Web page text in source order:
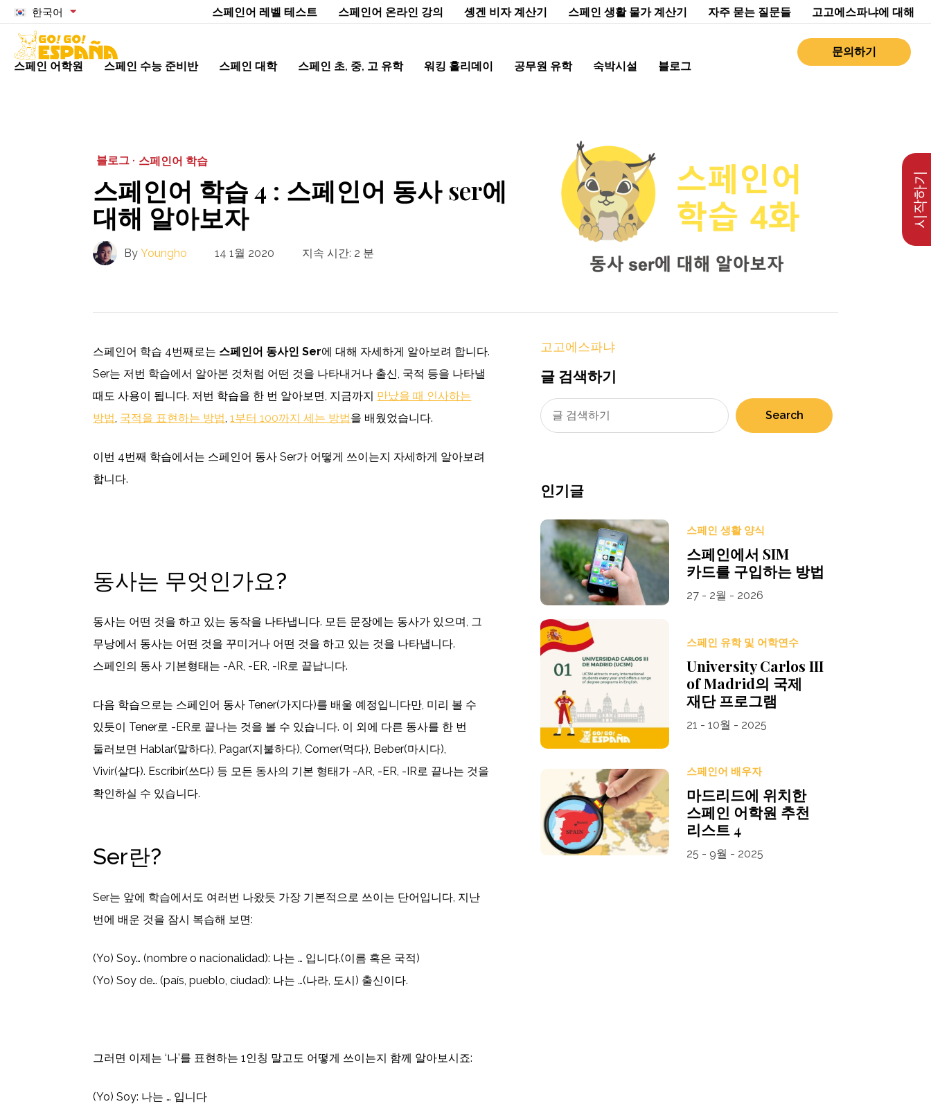
한국어 스페인어 레벨 테스트 스페인어 온라인 강의 솅겐 비자 계산기 스페인 생활 물가 계산기 자주 묻는 질문들 고고에스파냐에 대해
스페인 어학원 스페인 수능 준비반 스페인 대학 스페인 초, 중, 고 유학 워킹 홀리데이 공무원 유학 숙박시설 블로그
문의하기
시작하기
블로그 · 스페인어 학습
스페인어 학습 4 : 스페인어 동사 ser에
대해 알아보자
By Youngho 14 1월 2020 지속 시간: 2 분
스페인어 학습 4번째로는 스페인어 동사인 Ser에 대해 자세하게 알아보려 합니다.
Ser는 저번 학습에서 알아본 것처럼 어떤 것을 나타내거나 출신, 국적 등을 나타낼
때도 사용이 됩니다. 저번 학습을 한 번 알아보면, 지금까지 만났을 때 인사하는
방법, 국적을 표현하는 방법,1부터 100까지 세는 방법을 배웠었습니다.
이번 4번째 학습에서는 스페인어 동사 Ser가 어떻게 쓰이는지 자세하게 알아보려
합니다.
동사는 무엇인가요?
동사는 어떤 것을 하고 있는 동작을 나타냅니다. 모든 문장에는 동사가 있으며, 그
무낭에서 동사는 어떤 것을 꾸미거나 어떤 것을 하고 있는 것을 나타냅니다.
스페인의 동사 기본형태는 -AR, -ER, -IR로 끝납니다.
다음 학습으로는 스페인어 동사 Tener(가지다)를 배울 예정입니다만, 미리 볼 수
있듯이 Tener로 -ER로 끝나는 것을 볼 수 있습니다. 이 외에 다른 동사를 한 번
둘러보면 Hablar(말하다), Pagar(지불하다), Comer(먹다), Beber(마시다),
Vivir(살다). Escribir(쓰다) 등 모든 동사의 기본 형태가 -AR, -ER, -IR로 끝나는 것을
확인하실 수 있습니다.
Ser란?
Ser는 앞에 학습에서도 여러번 나왔듯 가장 기본적으로 쓰이는 단어입니다, 지난
번에 배운 것을 잠시 복습해 보면:
(Yo) Soy… (nombre o nacionalidad): 나는 … 입니다.(이름 혹은 국적)
(Yo) Soy de… (país, pueblo, ciudad): 나는 …(나라, 도시) 출신이다.
그러면 이제는 ‘나’를 표현하는 1인칭 말고도 어떻게 쓰이는지 함께 알아보시죠:
(Yo) Soy: 나는 … 입니다
고고에스파냐
글 검색하기
Search
인기글
스페인 생활 양식
스페인에서 SIM
카드를 구입하는 방법
27 - 2월 - 2026
스페인 유학 및 어학연수
University Carlos III
of Madrid의 국제
재단 프로그램
21 - 10월 - 2025
스페인어 배우자
마드리드에 위치한
스페인 어학원 추천
리스트 4
25 - 9월 - 2025